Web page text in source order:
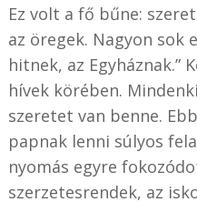
Ez volt a fő bűne:
az öregek. Nagyon sok
hitnek, az Egyháznak.”
hívek körében.
szeretet van benne.
papnak lenni súlyos
nyomás egyre
szerzetesrendek, az